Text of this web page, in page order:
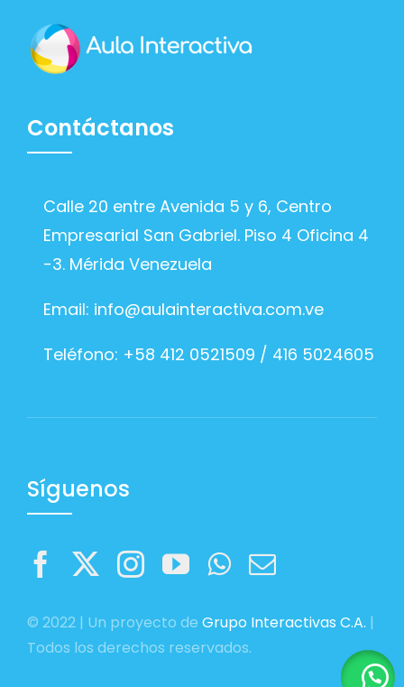
Contáctanos
Calle 20 entre Avenida 5 y 6, Centro
Empresarial San Gabriel. Piso 4 Oficina 4
-3. Mérida Venezuela
Email: info@aulainteractiva.com.ve
Teléfono: +58 412 0521509 / 416 5024605
Síguenos
© 2022 | Un proyecto de Grupo Interactivas C.A. |
Todos los derechos reservados.